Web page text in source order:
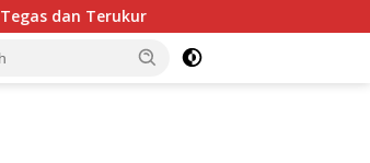
Tingkatkan Kesiapsiagaan di Wilayah Rawan,